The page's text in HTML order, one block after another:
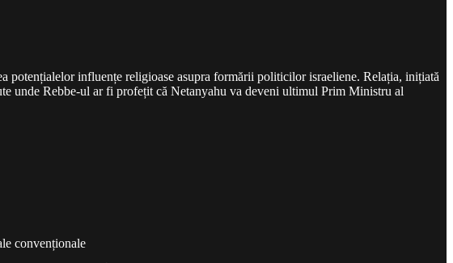
potențialelor influențe religioase asupra formării politicilor israeliene. Relația, inițiată
unde Rebbe-ul ar fi profețit că Netanyahu va deveni ultimul Prim Ministru al
convenționale